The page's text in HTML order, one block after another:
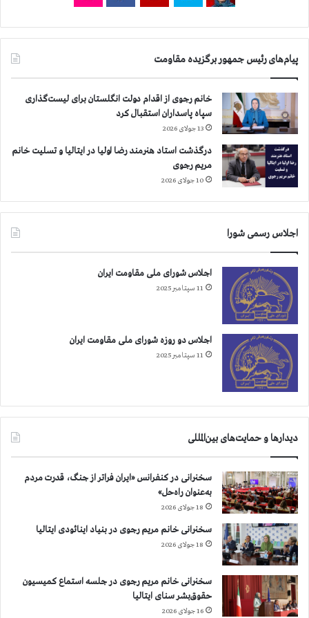
پیام‌های رئیس جمهور برگزیده مقاومت
خانم رجوی از اقدام دولت انگلستان برای لیست‌گذاری
سپاه پاسداران استقبال کرد
13 جولای 2026
درگذشت استاد هنرمند رضا اولیا در ایتالیا و تسلیت خانم
مریم رجوی
10 جولای 2026
اجلاس رسمی شورا
اجلاس شورای ملی مقاومت ایران
11 سپتامبر 2025
اجلاس دو روزه شورای ملی مقاومت ایران
11 سپتامبر 2025
دیدارها و حمایت‌های بین‌المللی
سخنرانی در کنفرانس «ایران فراتر از جنگ، قدرت مردم
به‌عنوان راه‌حل»
18 جولای 2026
سخنرانی خانم مریم رجوی در بنیاد اینائودی ایتالیا
18 جولای 2026
سخنرانی خانم مریم رجوی در جلسه استماع کمیسیون
حقوق‌بشر سنای ایتالیا
16 جولای 2026